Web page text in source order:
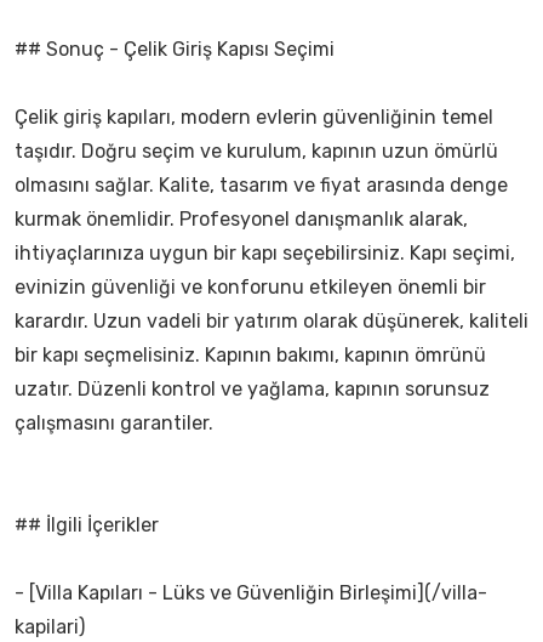
## Sonuç - Çelik Giriş Kapısı Seçimi
Çelik giriş kapıları, modern evlerin güvenliğinin temel
taşıdır. Doğru seçim ve kurulum, kapının uzun ömürlü
olmasını sağlar. Kalite, tasarım ve fiyat arasında denge
kurmak önemlidir. Profesyonel danışmanlık alarak,
ihtiyaçlarınıza uygun bir kapı seçebilirsiniz. Kapı seçimi,
evinizin güvenliği ve konforunu etkileyen önemli bir
karardır. Uzun vadeli bir yatırım olarak düşünerek, kaliteli
bir kapı seçmelisiniz. Kapının bakımı, kapının ömrünü
uzatır. Düzenli kontrol ve yağlama, kapının sorunsuz
çalışmasını garantiler.
## İlgili İçerikler
- [Villa Kapıları - Lüks ve Güvenliğin Birleşimi](/villa-
kapilari)